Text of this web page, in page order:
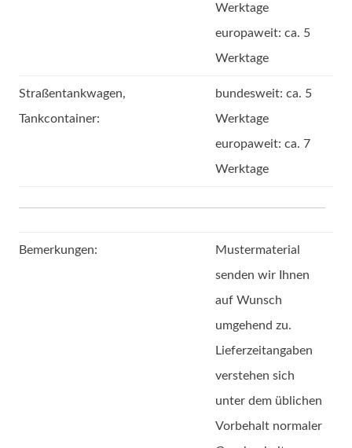
Werktage
europaweit: ca. 5
Werktage
Straßentankwagen,
Tankcontainer:
bundesweit: ca. 5
Werktage
europaweit: ca. 7
Werktage
Bemerkungen:
Mustermaterial
senden wir Ihnen
auf Wunsch
umgehend zu.
Lieferzeitangaben
verstehen sich
unter dem üblichen
Vorbehalt normaler